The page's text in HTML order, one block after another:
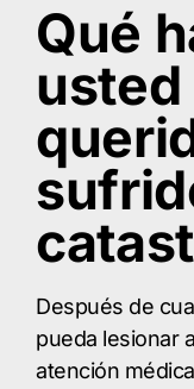
Qué
usted
Después de
pueda lesionar
atención